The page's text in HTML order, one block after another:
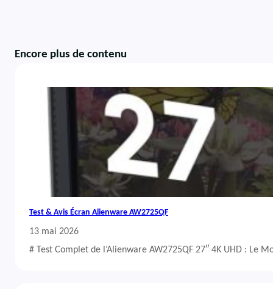
Encore plus de contenu
Test & Avis Écran Alienware AW2725QF
13 mai 2026
# Test Complet de l’Alienware AW2725QF 27″ 4K UHD : Le